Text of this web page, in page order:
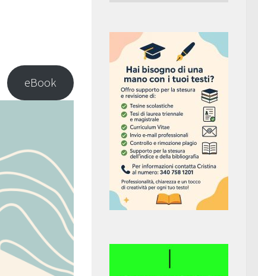
eBook